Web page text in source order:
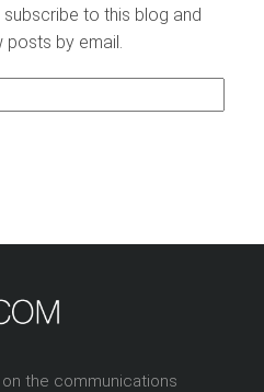
to this blog and
by email.
the communications